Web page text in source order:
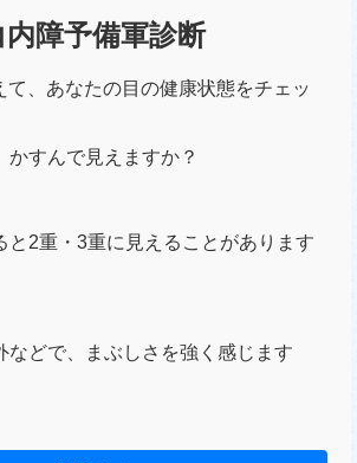
内障予備軍診断
て、あなたの目の健康状態をチェッ
かすんで見えますか？
と2重・3重に見えることがあります
などで、まぶしさを強く感じます